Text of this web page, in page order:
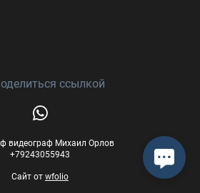
ссылкой
видеограф Михаил Орлов
+79243055943
Сайт от wfolio